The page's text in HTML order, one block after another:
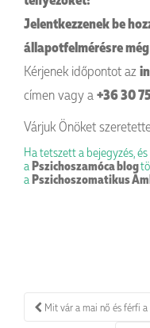
Jelentkezzenek be
állapotfelmérésre
Kérjenek időpontot az
címen vagy a +36 30
Várjuk Önöket
Ha tetszett a bejegyzés,
aPszichoszamóca blog
aPszichoszomatikus
Bejegyzés
Mit vár a mai nő és férfi